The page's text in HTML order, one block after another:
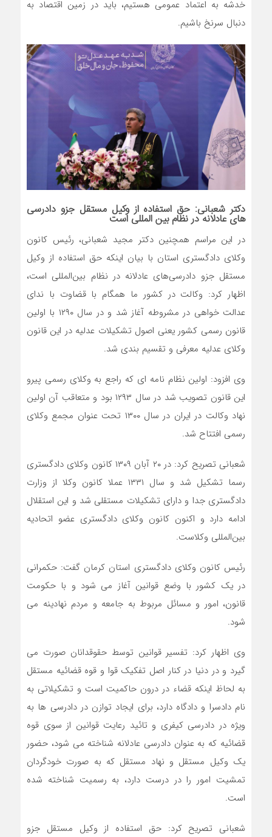
خدشه به اعتماد عمومی هستیم، باید در زمین اقتصاد به
دنبال سرنخ باشیم.
دکتر شعبانی: حق استفاده از وکیل مستقل جزو دادرسی
های عادلانه در نظام بین المللی است
در این مراسم همچنین دکتر مجید شعبانی، رئیس کانون
وکلای دادگستری استان با بیان اینکه حق استفاده از وکیل
مستقل جزو دادرسی‌های عادلانه در نظام بین‌المللی است،
اظهار کرد: وکالت در کشور ما همگام با قضاوت با ندای
عدالت خواهی در مشروطه آغاز شد و در سال ۱۲۹۰ با اولین
قانون رسمی کشور یعنی اصول تشکیلات عدلیه در این قانون
وکلای عدلیه معرفی و تقسیم بندی شد.
وی افزود: اولین نظام نامه ای که راجع به وکلای رسمی پیرو
این قانون تصویب شد در سال ۱۲۹۳ بود و متعاقب آن اولین
نهاد وکالت در ایران در سال ۱۳۰۰ تحت عنوان مجمع وکلای
رسمی افتتاح شد.
شعبانی تصریح کرد: در ۲۰ آبان ۱۳۰۹ کانون وکلای دادگستری
رسما تشکیل شد و سال ۱۳۳۱ عملا کانون وکلا از وزارت
دادگستری جدا و دارای تشکیلات مستقلی شد و این استقلال
ادامه دارد و اکنون کانون وکلای دادگستری عضو اتحادیه
بین‌المللی وکلاست.
رئیس کانون وکلای دادگستری استان کرمان گفت: حکمرانی
در یک کشور با وضع قوانین آغاز می شود و با حکومت
قانون، امور و مسائل مربوط به جامعه و مردم نهادینه می
شود.
وی اظهار کرد: تفسیر قوانین توسط حقوقدانان صورت می
گیرد و در دنیا در کنار اصل تفکیک قوا و قوه قضائیه مستقل
به لحاظ اینکه قضاء در درون حاکمیت است و تشکیلاتی به
نام دادسرا و دادگاه دارد، برای ایجاد توازن در دادرسی ها به
ویژه در دادرسی کیفری و تائید رعایت قوانین از سوی قوه
قضائیه که به عنوان دادرسی عادلانه شناخته می شود، حضور
یک وکیل مستقل و نهاد مستقل که به صورت خودگردان
تمشیت امور را در درست دارد، به رسمیت شناخته شده
است.
شعبانی تصریح کرد: حق استفاده از وکیل مستقل جزو